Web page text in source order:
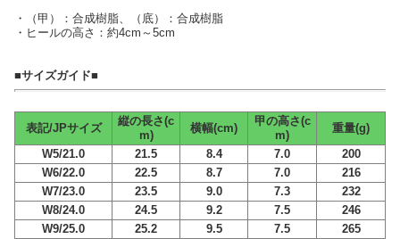
・（甲）：合成樹脂、（底）：合成樹脂
・ヒールの高さ：約4cm～5cm
■サイズガイド■
表記/JPサイズ
縦の長さ(c
m)
横幅(cm)
甲の高さ(c
m)
重量(g)
W5/21.0
21.5 8.4 7.0
200
W6/22.0
22.5 8.7 7.0
216
W7/23.0
23.5 9.0 7.3
232
W8/24.0
24.5 9.2 7.5
246
W9/25.0
25.2 9.5 7.5
265